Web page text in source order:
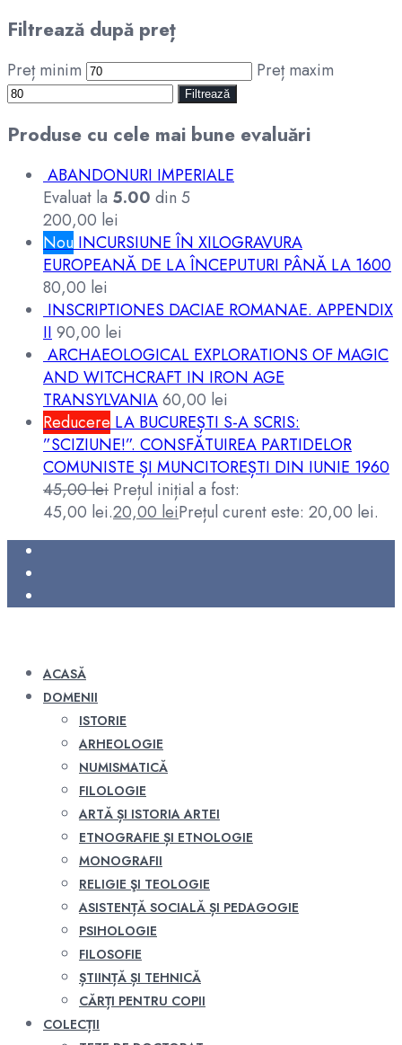
Filtrează după preț
Preț minim Preț maxim
Filtrează
Produse cu cele mai bune evaluări
ABANDONURI IMPERIALE
Evaluat la 5.00 din 5
200,00 lei
Nou INCURSIUNE ÎN XILOGRAVURA
EUROPEANĂ DE LA ÎNCEPUTURI PÂNĂ LA 1600
80,00 lei
INSCRIPTIONES DACIAE ROMANAE. APPENDIX
II 90,00 lei
ARCHAEOLOGICAL EXPLORATIONS OF MAGIC
AND WITCHCRAFT IN IRON AGE
TRANSYLVANIA60,00 lei
Reducere LA BUCUREȘTI S-A SCRIS:
”SCIZIUNE!”. CONSFĂTUIREA PARTIDELOR
COMUNISTE ȘI MUNCITOREȘTI DIN IUNIE 1960
45,00lei Prețul inițial a fost:
45,00 lei.20,00 leiPrețul curent este: 20,00 lei.
ACASĂ
DOMENII
ISTORIE
ARHEOLOGIE
NUMISMATICĂ
FILOLOGIE
ARTĂ ȘI ISTORIA ARTEI
ETNOGRAFIE ȘI ETNOLOGIE
MONOGRAFII
RELIGIE ŞI TEOLOGIE
ASISTENȚĂ SOCIALĂ ȘI PEDAGOGIE
PSIHOLOGIE
FILOSOFIE
ȘTIINȚĂ ȘI TEHNICĂ
CĂRȚI PENTRU COPII
COLECȚII